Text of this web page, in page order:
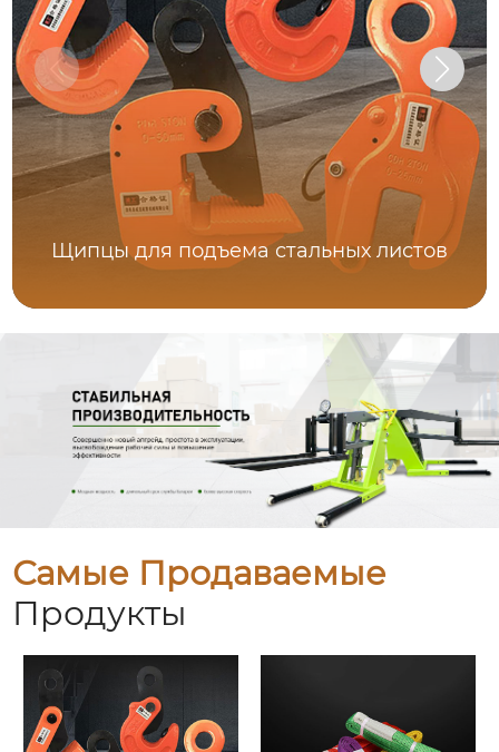
Щипцы для подъема стальных листов
Самые Продаваемые
Продукты